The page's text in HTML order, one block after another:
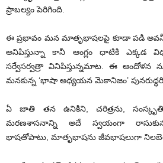
ప్రాబల్యం పెరిగింది.
ఈ ప్రభావం మన మాతృభాషలపై కూడా పడి అవన్నీ
అనిపిస్తున్నా కానీ ఆంగ్లం ధాటికి ఎక్కడ
సర్వేసర్వత్రా వినిపిస్తున్నమాట. ఈ
మనకున్న ‘భాషా అధ్యయన మెకానిజం’
ఏ జాతి తన ఉనికిని, చరిత్రను,
మరణశాసనాన్ని అదే స్వయంగా
భాషతోపాటు, మాతృభాషను జీవభాషలుగా